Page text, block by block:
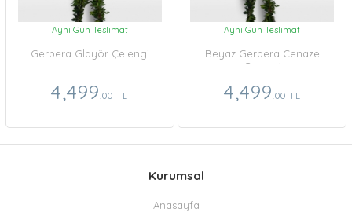
Aynı Gün Teslimat
Gerbera Glayör Çelengi
4,499.00 TL
Aynı Gün Teslimat
Beyaz Gerbera Cenaze
Çelengi
4,499.00 TL
Kurumsal
Anasayfa